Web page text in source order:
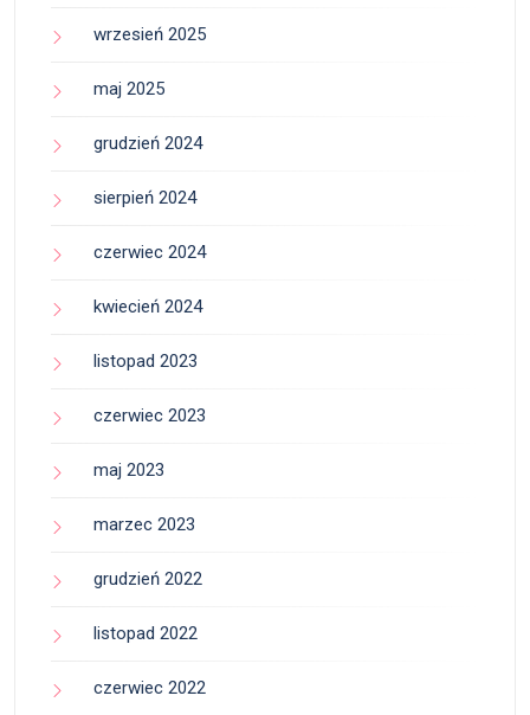
wrzesień 2025
maj 2025
grudzień 2024
sierpień 2024
czerwiec 2024
kwiecień 2024
listopad 2023
czerwiec 2023
maj 2023
marzec 2023
grudzień 2022
listopad 2022
czerwiec 2022